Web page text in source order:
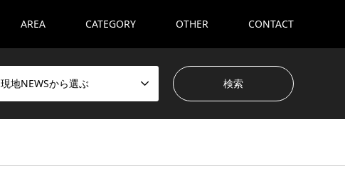
AREA CATEGORY OTHER CONTACT
現地NEWSから選ぶ